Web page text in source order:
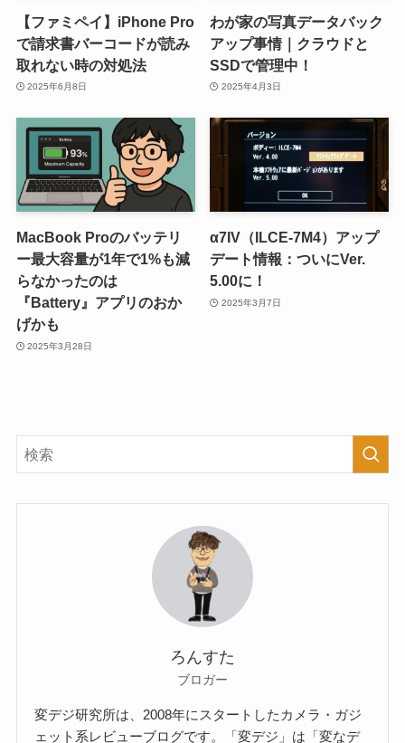
【ファミペイ】iPhone Pro
で請求書バーコードが読み
取れない時の対処法
2025年6月8日
わが家の写真データバック
アップ事情｜クラウドと
SSDで管理中！
2025年4月3日
MacBook Proのバッテリ
ー最大容量が1年で1%も減
らなかったのは
『Battery』アプリのおか
げかも
2025年3月28日
α7IV（ILCE-7M4）アップ
デート情報：ついにVer.
5.00に！
2025年3月7日
ろんすた
ブロガー
変デジ研究所は、2008年にスタートしたカメラ・ガジ
ェット系レビューブログです。「変デジ」は「変なデ